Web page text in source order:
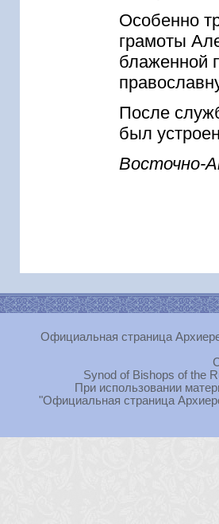
Особенно
грамоты
блаженной
После
был
Восточно-
Официальная страница
Synod of Bishops of the
При использовании
"Официальная страница